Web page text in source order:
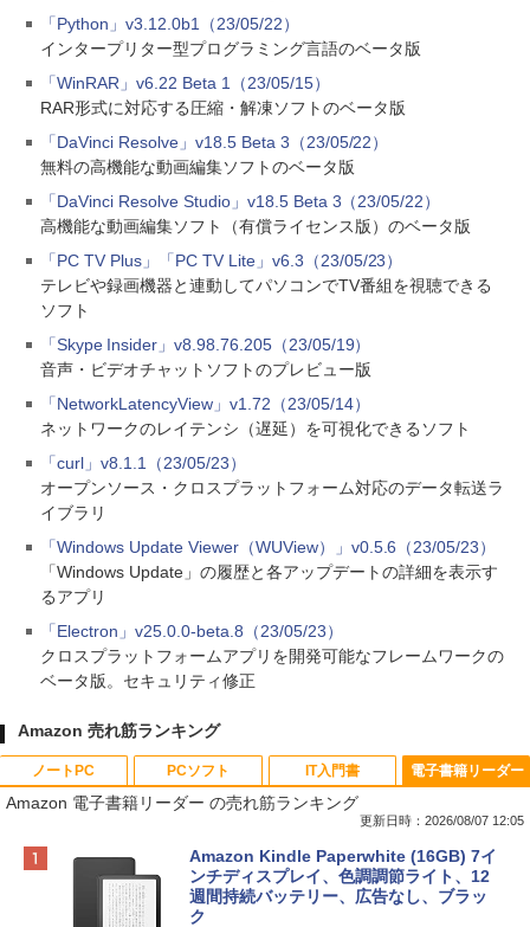
「Python」v3.12.0b1（23/05/22）
インタープリター型プログラミング言語のベータ版
「WinRAR」v6.22 Beta 1（23/05/15）
RAR形式に対応する圧縮・解凍ソフトのベータ版
「DaVinci Resolve」v18.5 Beta 3（23/05/22）
無料の高機能な動画編集ソフトのベータ版
「DaVinci Resolve Studio」v18.5 Beta 3（23/05/22）
高機能な動画編集ソフト（有償ライセンス版）のベータ版
「PC TV Plus」「PC TV Lite」v6.3（23/05/23）
テレビや録画機器と連動してパソコンでTV番組を視聴できる
ソフト
「Skype Insider」v8.98.76.205（23/05/19）
音声・ビデオチャットソフトのプレビュー版
「NetworkLatencyView」v1.72（23/05/14）
ネットワークのレイテンシ（遅延）を可視化できるソフト
「curl」v8.1.1（23/05/23）
オープンソース・クロスプラットフォーム対応のデータ転送ラ
イブラリ
「Windows Update Viewer（WUView）」v0.5.6（23/05/23）
「Windows Update」の履歴と各アップデートの詳細を表示す
るアプリ
「Electron」v25.0.0-beta.8（23/05/23）
クロスプラットフォームアプリを開発可能なフレームワークの
ベータ版。セキュリティ修正
Amazon 売れ筋ランキング
ノートPC
Apple 2026 MacBook Neo A18 Proチッ
プ搭載13インチノートブック：AIとAppl
e Intelligence、Liquid Retinaディスプ
レイ、8GBメモリ、512GB SSD、1080p
PCソフト
Robloxギフトカード - 800 Robux 【限
定バーチャルアイテムを含む】 【オンラ
インゲームコード】 ロブロックス | オン
ラインコード版
IT入門書
生成AIパスポート公式テキスト 第４版
￥1,766
電子書籍リーダー
Amazon 電子書籍リーダー の売れ筋ランキング
更新日時：2026/08/07 12:05
Amazon Kindle Paperwhite (16GB) 7イ
ンチディスプレイ、色調調節ライト、12
週間持続バッテリー、広告なし、ブラッ
ク